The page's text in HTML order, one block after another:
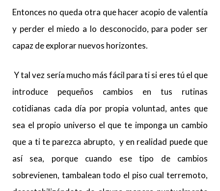
Entonces no queda otra que hacer acopio de valentía
y perder el miedo a lo desconocido, para poder ser
capaz de explorar nuevos horizontes.
Y tal vez sería mucho más fácil para ti si eres tú el que
introduce pequeños cambios en tus rutinas
cotidianas cada día por propia voluntad, antes que
sea el propio universo el que te imponga un cambio
que a ti te parezca abrupto, y en realidad puede que
así sea, porque cuando ese tipo de cambios
sobrevienen, tambalean todo el piso cual terremoto,